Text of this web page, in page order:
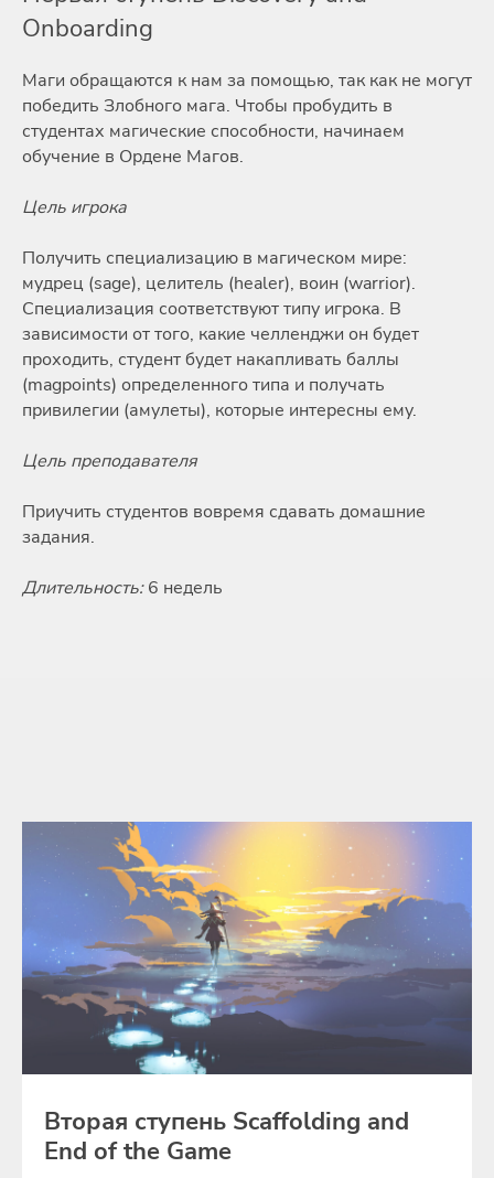
Onboarding
Маги обращаются к нам за помощью, так как не могут
победить Злобного мага. Чтобы пробудить в
студентах магические способности, начинаем
обучение в Ордене Магов.
Цель игрока
Получить специализацию в магическом мире:
мудрец (sage), целитель (healer), воин (warrior).
Специализация соответствуют типу игрока. В
зависимости от того, какие челленджи он будет
проходить, студент будет накапливать баллы
(magpoints) определенного типа и получать
привилегии (амулеты), которые интересны ему.
Цель преподавателя
Приучить студентов вовремя сдавать домашние
задания.
Длительность:6 недель
Вторая ступень Scaffolding and
End of the Game